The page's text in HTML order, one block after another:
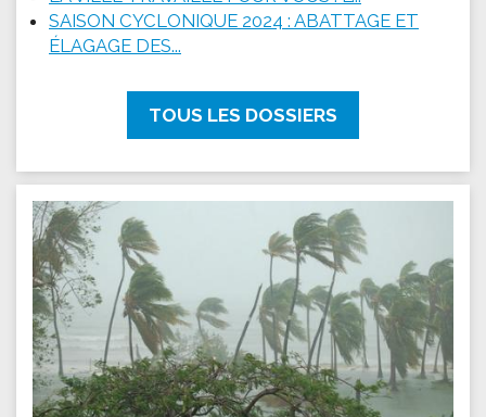
SAISON CYCLONIQUE 2024 : ABATTAGE ET
ÉLAGAGE DES...
TOUS LES DOSSIERS